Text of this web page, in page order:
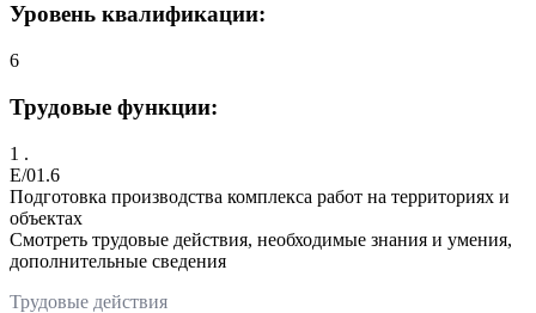
Уровень квалификации:
6
Трудовые функции:
1 .
E/01.6
Подготовка производства комплекса работ на территориях и
объектах
Смотреть трудовые действия, необходимые знания и умения,
дополнительные сведения
Трудовые действия